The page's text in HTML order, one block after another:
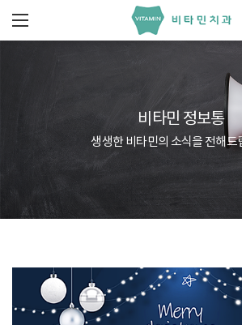
비타민 정보통
생생한 비타민의 소식을 전해드